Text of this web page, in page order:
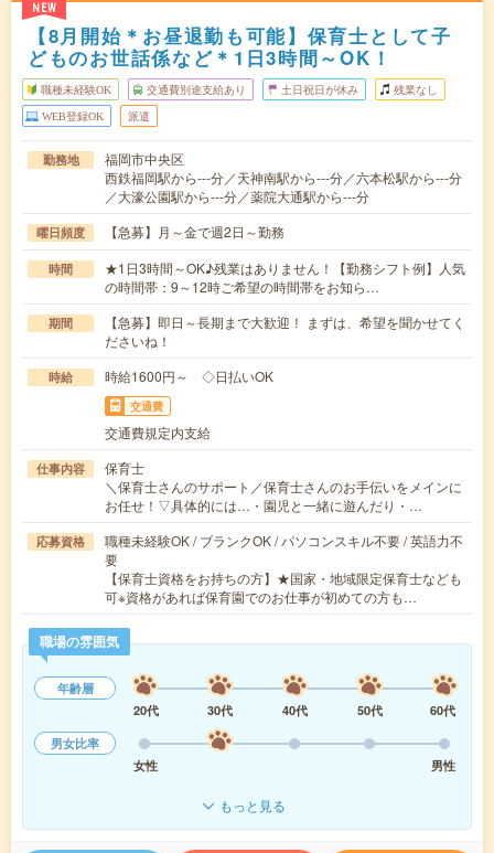
NEW
【8月開始＊お昼退勤も可能】保育士として子
どものお世話係など＊1日3時間～OK！
職種未経験OK 交通費別途支給あり 土日祝日が休み 残業なし
WEB登録OK 派遣
勤務地
福岡市中央区
西鉄福岡駅から---分／天神南駅から---分／六本松駅から---分
／大濠公園駅から---分／薬院大通駅から---分
曜日頻度 【急募】月～金で週2日～勤務
時間
★1日3時間～OK♪残業はありません！【勤務シフト例】人気
の時間帯：9～12時ご希望の時間帯をお知ら…
期間
【急募】即日～長期まで大歓迎！ まずは、希望を聞かせてく
ださいね！
時給 時給1600円～ ◇日払いOK
交通費
交通費規定内支給
仕事内容
保育士
＼保育士さんのサポート／保育士さんのお手伝いをメインに
お任せ！▽具体的には…・園児と一緒に遊んだり・…
応募資格
職種未経験OK / ブランクOK / パソコンスキル不要 / 英語力不
要
【保育士資格をお持ちの方】★国家・地域限定保育士なども
可※資格があれば保育園でのお仕事が初めての方も…
職場の雰囲気
年齢層
20代
30代 40代 50代
60代
男女比率
女性
男性
もっと見る